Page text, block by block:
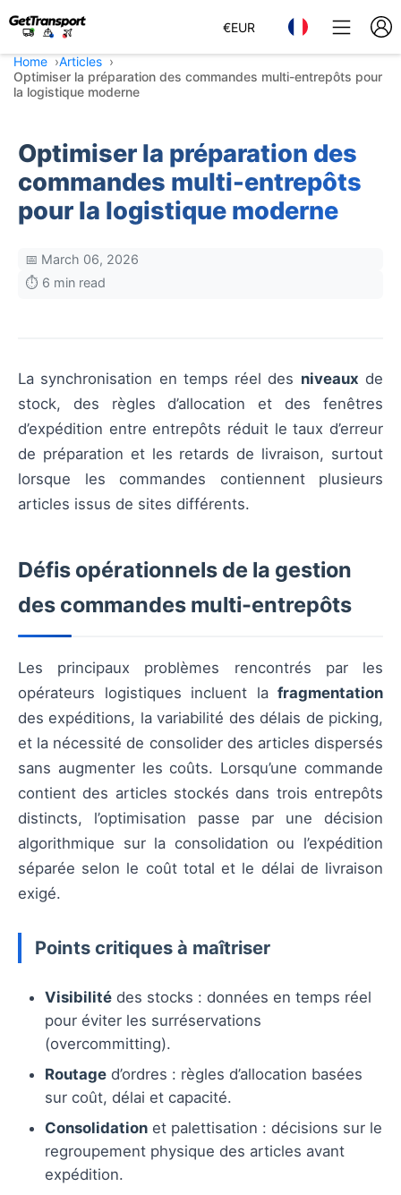
€EUR
Home
Articles
Optimiser la préparation des commandes multi-entrepôts pour
la logistique moderne
Optimiser la préparation des
commandes multi-entrepôts
pour la logistique moderne
📅 March 06, 2026
⏱️ 6 min read
La synchronisation en temps réel des niveaux de
stock, des règles d’allocation et des fenêtres
d’expédition entre entrepôts réduit le taux d’erreur
de préparation et les retards de livraison, surtout
lorsque les commandes contiennent plusieurs
articles issus de sites différents.
Défis opérationnels de la gestion
des commandes multi-entrepôts
Les principaux problèmes rencontrés par les
opérateurs logistiques incluent la fragmentation
des expéditions, la variabilité des délais de picking,
et la nécessité de consolider des articles dispersés
sans augmenter les coûts. Lorsqu’une commande
contient des articles stockés dans trois entrepôts
distincts, l’optimisation passe par une décision
algorithmique sur la consolidation ou l’expédition
séparée selon le coût total et le délai de livraison
exigé.
Points critiques à maîtriser
Visibilité des stocks : données en temps réel
pour éviter les surréservations
(overcommitting).
Routage d’ordres : règles d’allocation basées
sur coût, délai et capacité.
Consolidation et palettisation : décisions sur le
regroupement physique des articles avant
expédition.